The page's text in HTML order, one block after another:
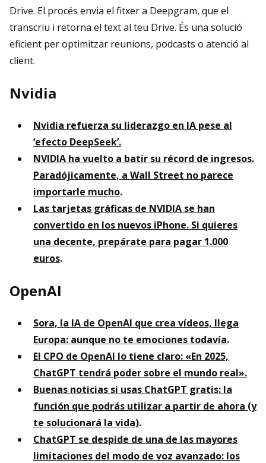
Drive. El procés envia el fitxer a Deepgram, que el
transcriu i retorna el text al teu Drive. És una solució
eficient per optimitzar reunions, podcasts o atenció al
client.
Nvidia
Nvidia refuerza su liderazgo en IA pese al
‘efecto DeepSeek’.
NVIDIA ha vuelto a batir su récord de ingresos.
Paradójicamente, a Wall Street no parece
importarle mucho.
Las tarjetas gráficas de NVIDIA se han
convertido en los nuevos iPhone. Si quieres
una decente, prepárate para pagar 1.000
euros.
OpenAI
Sora, la IA de OpenAI que crea vídeos, llega
Europa: aunque no te emociones todavía.
El CPO de OpenAI lo tiene claro: «En 2025,
ChatGPT tendrá poder sobre el mundo real».
Buenas noticias si usas ChatGPT gratis: la
función que podrás utilizar a partir de ahora (y
te solucionará la vida).
ChatGPT se despide de una de las mayores
limitaciones del modo de voz avanzado: los